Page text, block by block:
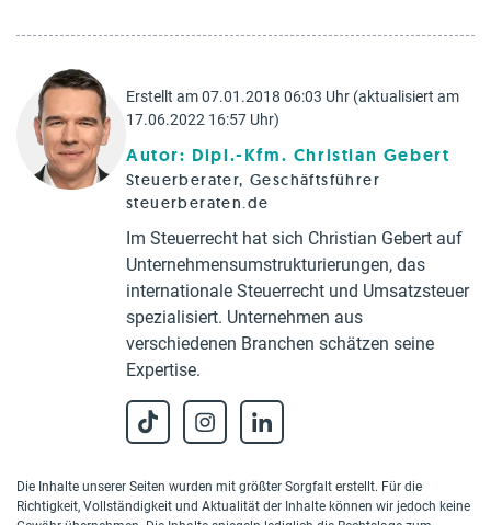
Erstellt am 07.01.2018 06:03 Uhr (aktualisiert am
17.06.2022 16:57 Uhr)
Autor: Dipl.-Kfm. Christian Gebert
Steuerberater, Geschäftsführer
steuerberaten.de
Im Steuerrecht hat sich Christian Gebert auf
Unternehmensumstrukturierungen, das
internationale Steuerrecht und Umsatzsteuer
spezialisiert. Unternehmen aus
verschiedenen Branchen schätzen seine
Expertise.
Die Inhalte unserer Seiten wurden mit größter Sorgfalt erstellt. Für die
Richtigkeit, Vollständigkeit und Aktualität der Inhalte können wir jedoch keine